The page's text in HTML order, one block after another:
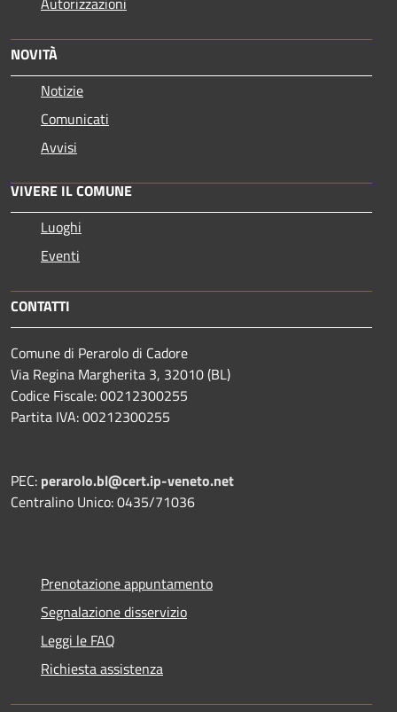
NOVITÀ
Notizie
Comunicati
Avvisi
VIVERE IL COMUNE
Luoghi
Eventi
CONTATTI
Comune di Perarolo di Cadore
Via Regina Margherita 3, 32010 (BL)
Codice Fiscale: 00212300255
Partita IVA: 00212300255
PEC: perarolo.bl@cert.ip-veneto.net
Centralino Unico: 0435/71036
Prenotazione appuntamento
Segnalazione disservizio
Leggi le FAQ
Richiesta assistenza